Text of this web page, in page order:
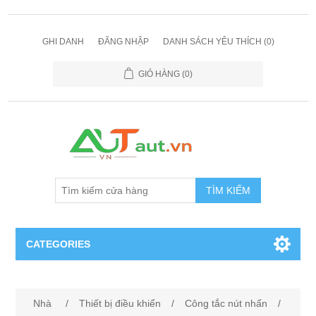
GHI DANH ĐĂNG NHẬP DANH SÁCH YÊU THÍCH (0)
GIỎ HÀNG (0)
TÌM KIẾM
CATEGORIES
Nhà / Thiết bị điều khiển / Công tắc nút nhấn
/